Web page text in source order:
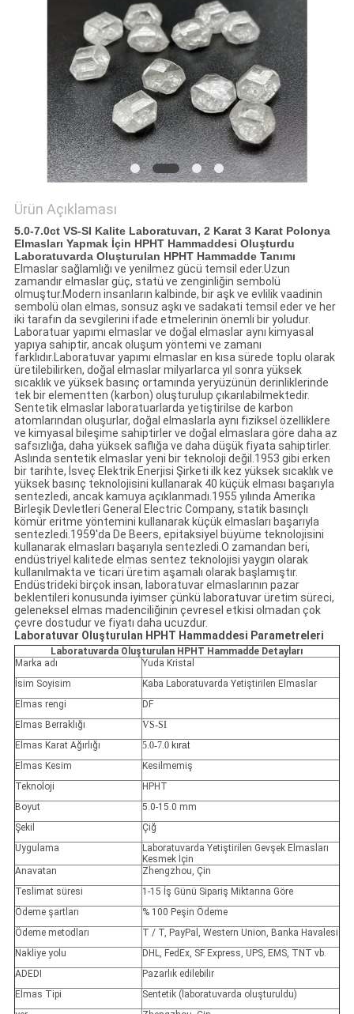
Ürün Açıklaması
5.0-7.0ct VS-SI Kalite Laboratuvarı, 2 Karat 3 Karat Polonya
Elmasları Yapmak İçin HPHT Hammaddesi Oluşturdu
Laboratuvarda Oluşturulan HPHT Hammadde Tanımı
Elmaslar sağlamlığı ve yenilmez gücü temsil eder.Uzun
zamandır elmaslar güç, statü ve zenginliğin sembolü
olmuştur.Modern insanların kalbinde, bir aşk ve evlilik vaadinin
sembolü olan elmas, sonsuz aşkı ve sadakati temsil eder ve her
iki tarafın da sevgilerini ifade etmelerinin önemli bir yoludur.
Laboratuar yapımı elmaslar ve doğal elmaslar aynı kimyasal
yapıya sahiptir, ancak oluşum yöntemi ve zamanı
farklıdır.Laboratuvar yapımı elmaslar en kısa sürede toplu olarak
üretilebilirken, doğal elmaslar milyarlarca yıl sonra yüksek
sıcaklık ve yüksek basınç ortamında yeryüzünün derinliklerinde
tek bir elementten (karbon) oluşturulup çıkarılabilmektedir.
Sentetik elmaslar laboratuarlarda yetiştirilse de karbon
atomlarından oluşurlar, doğal elmaslarla aynı fiziksel özelliklere
ve kimyasal bileşime sahiptirler ve doğal elmaslara göre daha az
safsızlığa, daha yüksek saflığa ve daha düşük fiyata sahiptirler.
Aslında sentetik elmaslar yeni bir teknoloji değil.1953 gibi erken
bir tarihte, İsveç Elektrik Enerjisi Şirketi ilk kez yüksek sıcaklık ve
yüksek basınç teknolojisini kullanarak 40 küçük elması başarıyla
sentezledi, ancak kamuya açıklanmadı.1955 yılında Amerika
Birleşik Devletleri General Electric Company, statik basınçlı
kömür eritme yöntemini kullanarak küçük elmasları başarıyla
sentezledi.1959'da De Beers, epitaksiyel büyüme teknolojisini
kullanarak elmasları başarıyla sentezledi.O zamandan beri,
endüstriyel kalitede elmas sentez teknolojisi yaygın olarak
kullanılmakta ve ticari üretim aşamalı olarak başlamıştır.
Endüstrideki birçok insan, laboratuvar elmaslarının pazar
beklentileri konusunda iyimser çünkü laboratuvar üretim süreci,
geleneksel elmas madenciliğinin çevresel etkisi olmadan çok
çevre dostudur ve fiyatı daha ucuzdur.
Laboratuvar Oluşturulan HPHT Hammaddesi Parametreleri
Laboratuvarda Oluşturulan HPHT Hammadde Detayları
Marka adı
Yuda Kristal
İsim Soyisim
Kaba Laboratuvarda Yetiştirilen Elmaslar
Elmas rengi
DF
Elmas Berraklığı
VS-SI
Elmas Karat Ağırlığı
5.0-7.0kırat
Elmas Kesim
Kesilmemiş
Teknoloji
HPHT
Boyut
5.0-15.0 mm
Şekil
Çiğ
Uygulama
Laboratuvarda Yetiştirilen Gevşek Elmasları
Kesmek İçin
Anavatan
Zhengzhou, Çin
Teslimat süresi
1-15 İş Günü Sipariş Miktarına Göre
Ödeme şartları
% 100 Peşin Ödeme
Ödeme metodları
T / T, PayPal, Western Union, Banka Havalesi
Nakliye yolu
DHL, FedEx, SF Express, UPS, EMS, TNT vb.
ADEDI
Pazarlık edilebilir
Elmas Tipi
Sentetik (laboratuvarda oluşturuldu)